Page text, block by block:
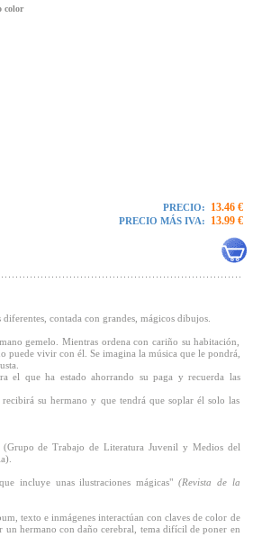
color
PRECIO: 13.46 €
PRECIO MÁS IVA: 13.99 €
contada con grandes, mágicos dibujos.
gemelo. Mientras ordena con cariño su habitación,
puede vivir con él. Se imagina la música que le pondrá,
el que ha estado ahorrando su paga y recuerda las
su hermano y que tendrá que soplar él solo las
de Trabajo de Literatura Juvenil y Medios del
incluye unas ilustraciones mágicas" (Revista de la
texto e inmágenes interactúan con claves de color de
un hermano con daño cerebral, tema difícil de poner en